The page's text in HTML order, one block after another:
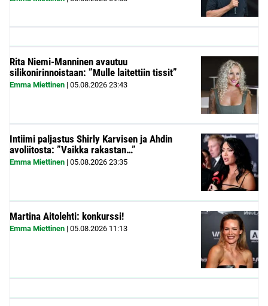
Rita Niemi-Manninen avautuu
silikonirinnoistaan: ”Mulle laitettiin tissit”
Emma Miettinen | 05.08.2026 23:43
Intiimi paljastus Shirly Karvisen ja Ahdin
avoliitosta: ”Vaikka rakastan…”
Emma Miettinen | 05.08.2026 23:35
Martina Aitolehti: konkurssi!
Emma Miettinen | 05.08.2026 11:13